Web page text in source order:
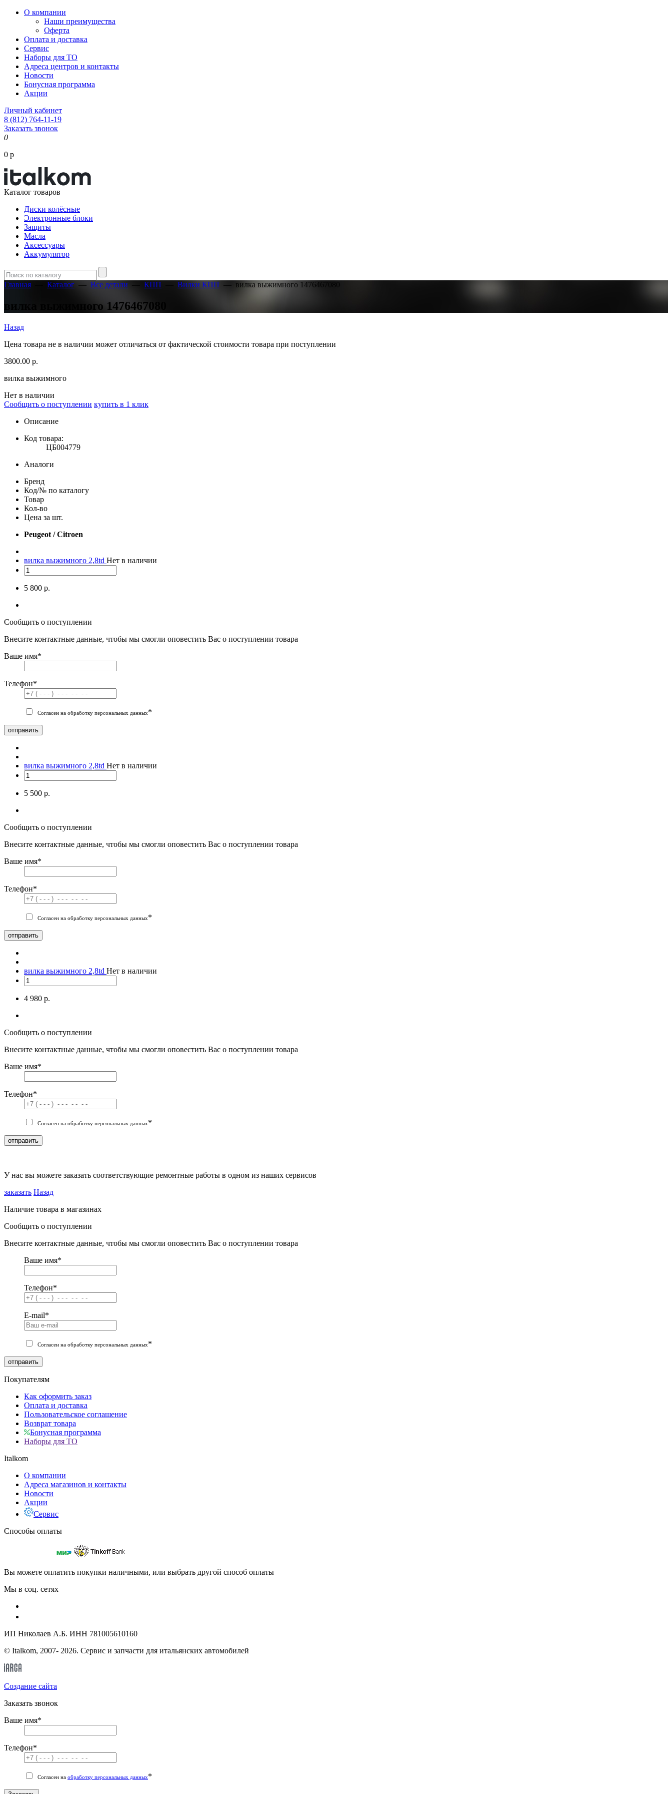
О компании
Наши преимущества
Оферта
Оплата и доставка
Сервис
Наборы для ТО
Адреса центров и контакты
Новости
Бонусная программа
Акции
Личный кабинет
8 (812) 764-11-19
Заказать звонок
0
0 р
Каталог товаров
Диски колёсные
Электронные блоки
Защиты
Масла
Аксессуары
Аккумулятор
Главная Каталог — Все детали — КПП Вилки КПП — вилка выжимного 1476467080
вилка выжимного 1476467080
Назад
Цена товара не в наличии может отличаться от фактической стоимости товара при поступлении
3800.00 р.
вилка выжимного
Нет в наличии
Сообщить о поступлении купить в 1 клик
Описание
Код товара:
ЦБ004779
Аналоги
Бренд
Код/№ по каталогу
Товар
Кол-во
Цена за шт.
Peugeot / Citroen
вилка выжимного 2,8td Нет в наличии
5 800 р.
Сообщить о поступлении
Внесите контактные данные, чтобы мы смогли оповестить Вас о поступлении товара
Ваше имя*
Телефон*
Согласен на обработку персональных данных*
отправить
вилка выжимного 2,8td Нет в наличии
5 500 р.
Сообщить о поступлении
Внесите контактные данные, чтобы мы смогли оповестить Вас о поступлении товара
Ваше имя*
Телефон*
Согласен на обработку персональных данных*
отправить
вилка выжимного 2,8td Нет в наличии
4 980 р.
Сообщить о поступлении
Внесите контактные данные, чтобы мы смогли оповестить Вас о поступлении товара
Ваше имя*
Телефон*
Согласен на обработку персональных данных*
отправить
У нас вы можете заказать соответствующие ремонтные работы в одном из наших сервисов
заказать Назад
Наличие товара в магазинах
Сообщить о поступлении
Внесите контактные данные, чтобы мы смогли оповестить Вас о поступлении товара
Ваше имя*
Телефон*
E-mail*
Согласен на обработку персональных данных*
отправить
Покупателям
Как оформить заказ
Оплата и доставка
Пользовательское соглашение
Возврат товара
Бонусная программа
Наборы для ТО
Italkom
О компании
Адреса магазинов и контакты
Новости
Акции
Сервис
Способы оплаты
Вы можете оплатить покупки наличными, или выбрать другой способ оплаты
Мы в соц. сетях
ИП Николаев А.Б. ИНН 781005610160
© Italkom, 2007- 2026. Сервис и запчасти для итальянских автомобилей
Cоздание сайта
Заказать звонок
Ваше имя*
Телефон*
Согласен на обработку персональных данных*